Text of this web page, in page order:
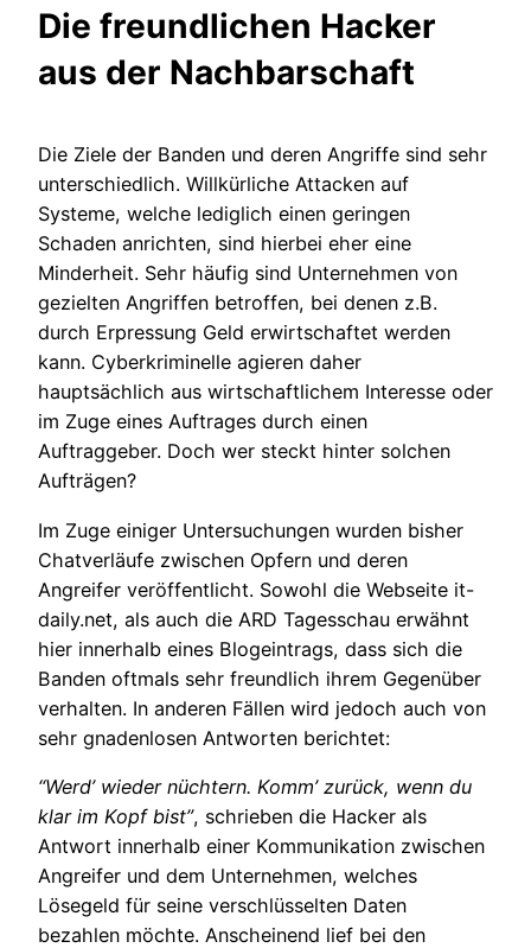
Die freundlichen Hacker
aus der Nachbarschaft
Die Ziele der Banden und deren Angriffe sind sehr
unterschiedlich. Willkürliche Attacken auf
Systeme, welche lediglich einen geringen
Schaden anrichten, sind hierbei eher eine
Minderheit. Sehr häufig sind Unternehmen von
gezielten Angriffen betroffen, bei denen z.B.
durch Erpressung Geld erwirtschaftet werden
kann. Cyberkriminelle agieren daher
hauptsächlich aus wirtschaftlichem Interesse oder
im Zuge eines Auftrages durch einen
Auftraggeber. Doch wer steckt hinter solchen
Aufträgen?
Im Zuge einiger Untersuchungen wurden bisher
Chatverläufe zwischen Opfern und deren
Angreifer veröffentlicht. Sowohl die Webseite it-
daily.net, als auch die ARD Tagesschau erwähnt
hier innerhalb eines Blogeintrags, dass sich die
Banden oftmals sehr freundlich ihrem Gegenüber
verhalten. In anderen Fällen wird jedoch auch von
sehr gnadenlosen Antworten berichtet:
“Werd’ wieder nüchtern. Komm’ zurück, wenn du
klar im Kopf bist”, schrieben die Hacker als
Antwort innerhalb einer Kommunikation zwischen
Angreifer und dem Unternehmen, welches
Lösegeld für seine verschlüsselten Daten
bezahlen möchte. Anscheinend lief bei den